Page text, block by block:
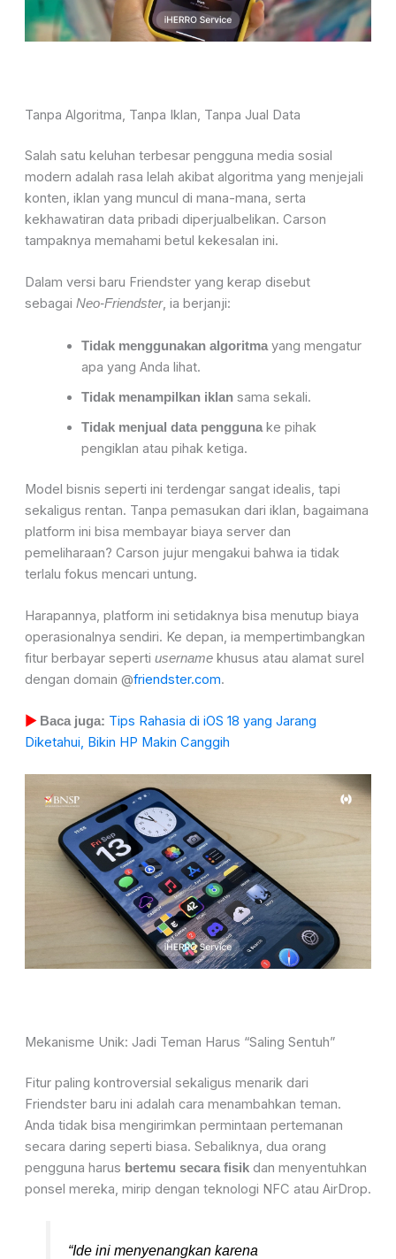
Tanpa Algoritma, Tanpa Iklan, Tanpa Jual Data
Salah satu keluhan terbesar pengguna media sosial
modern adalah rasa lelah akibat algoritma yang menjejali
konten, iklan yang muncul di mana-mana, serta
kekhawatiran data pribadi diperjualbelikan. Carson
tampaknya memahami betul kekesalan ini.
Dalam versi baru Friendster yang kerap disebut
sebagai Neo-Friendster, ia berjanji:
Tidak menggunakan algoritmayang mengatur
apa yang Anda lihat.
Tidak menampilkan iklansama sekali.
Tidak menjual data penggunake pihak
pengiklan atau pihak ketiga.
Model bisnis seperti ini terdengar sangat idealis, tapi
sekaligus rentan. Tanpa pemasukan dari iklan, bagaimana
platform ini bisa membayar biaya server dan
pemeliharaan? Carson jujur mengakui bahwa ia tidak
terlalu fokus mencari untung.
Harapannya, platform ini setidaknya bisa menutup biaya
operasionalnya sendiri. Ke depan, ia mempertimbangkan
fitur berbayar seperti usernamekhusus atau alamat surel
dengan domain @friendster.com.
▶Baca juga: Tips Rahasia di iOS 18 yang Jarang
Diketahui, Bikin HP Makin Canggih
Mekanisme Unik: Jadi Teman Harus “Saling Sentuh”
Fitur paling kontroversial sekaligus menarik dari
Friendster baru ini adalah cara menambahkan teman.
Anda tidak bisa mengirimkan permintaan pertemanan
secara daring seperti biasa. Sebaliknya, dua orang
pengguna harus bertemu secara fisikdan menyentuhkan
ponsel mereka, mirip dengan teknologi NFC atau AirDrop.
“Ide ini menyenangkan karena